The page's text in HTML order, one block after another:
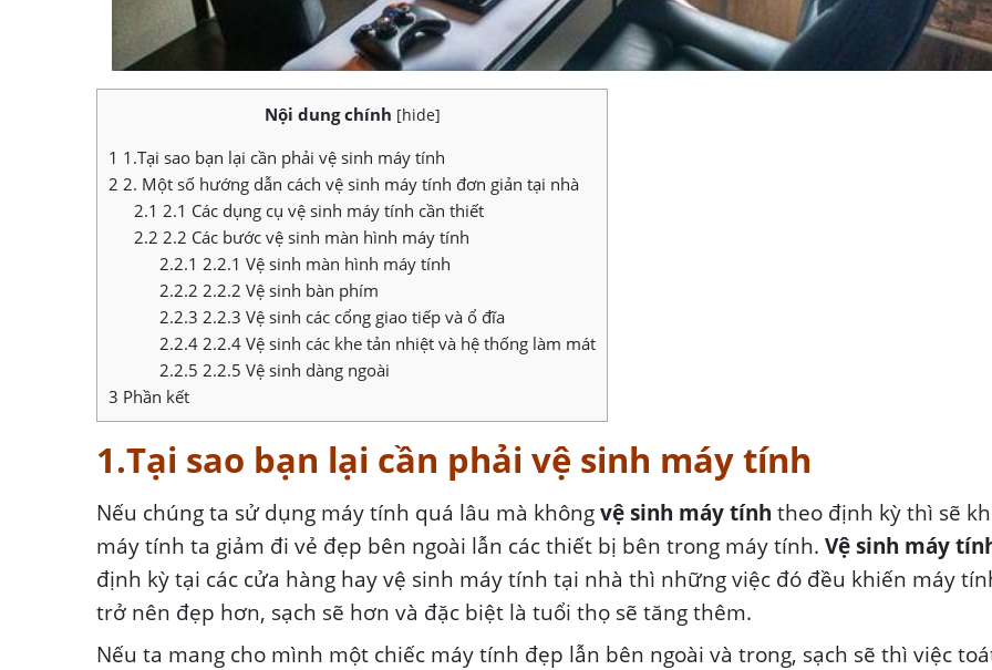
Nội dung chính [hide]
1 1.Tại sao bạn lại cần phải vệ sinh máy tính
2 2. Một số hướng dẫn cách vệ sinh máy tính đơn giản tại nhà
2.1 2.1 Các dụng cụ vệ sinh máy tính cần thiết
2.2 2.2 Các bước vệ sinh màn hình máy tính
2.2.1 2.2.1 Vệ sinh màn hình máy tính
2.2.2 2.2.2 Vệ sinh bàn phím
2.2.3 2.2.3 Vệ sinh các cổng giao tiếp và ổ đĩa
2.2.42.2.4 Vệ sinh các khe tản nhiệt và hệ thống làm mát
2.2.5 2.2.5 Vệ sinh dàng ngoài
3 Phần kết
1.Tại sao bạn lại cần phải vệ sinh máy tính
Nếu chúng ta sử dụng máy tính quá lâu mà khôngvệ sinh máy tính theo định kỳ thì sẽ
máy tính ta giảm đi vẻ đẹp bên ngoài lẫn các thiết bị bên trong máy tính. Vệ sinh máy
định kỳ tại các cửa hàng hay vệ sinh máy tính tại nhà thì những việc đó đều khiến máy
trở nên đẹp hơn, sạch sẽ hơn và đặc biệt là tuổi thọ sẽ tăng thêm.
Nếu ta mang cho mình một chiếc máy tính đẹp lẫn bên ngoài và trong, sạch sẽ thì việc